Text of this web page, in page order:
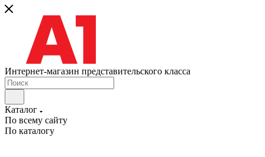
Интернет-магазин представительского класса
Каталог
По всему сайту
По каталогу